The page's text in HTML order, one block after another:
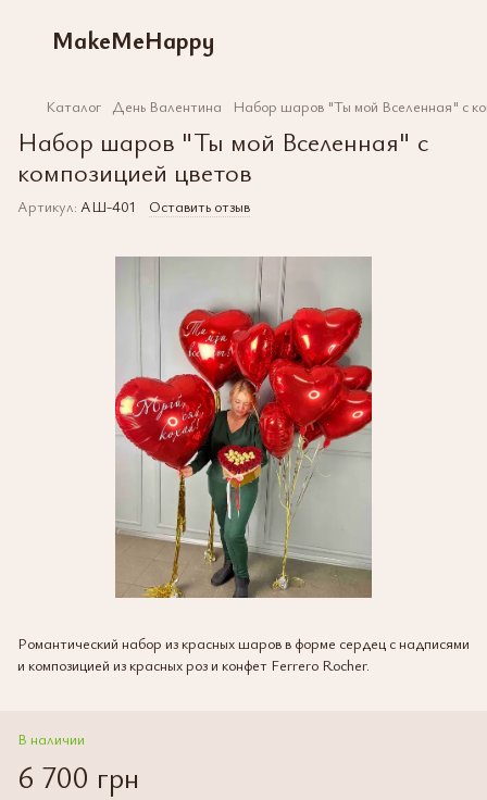
MakeMeHappy
Каталог День Валентина Набор шаров "Ты мой Вселенная" с
Набор шаров "Ты мой Вселенная" с
композицией цветов
Артикул: АШ-401 Оставить отзыв
Романтический набор из красных шаров в форме сердец с надписями
и композицией из красных роз и конфет Ferrero Rocher.
В наличии
6 700 грн